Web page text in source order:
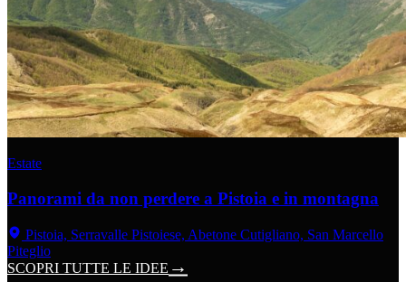
Estate
Panorami da non perdere a Pistoia e in montagna
Pistoia, Serravalle Pistoiese, Abetone Cutigliano, San Marcello
Piteglio
SCOPRI TUTTE LE IDEE